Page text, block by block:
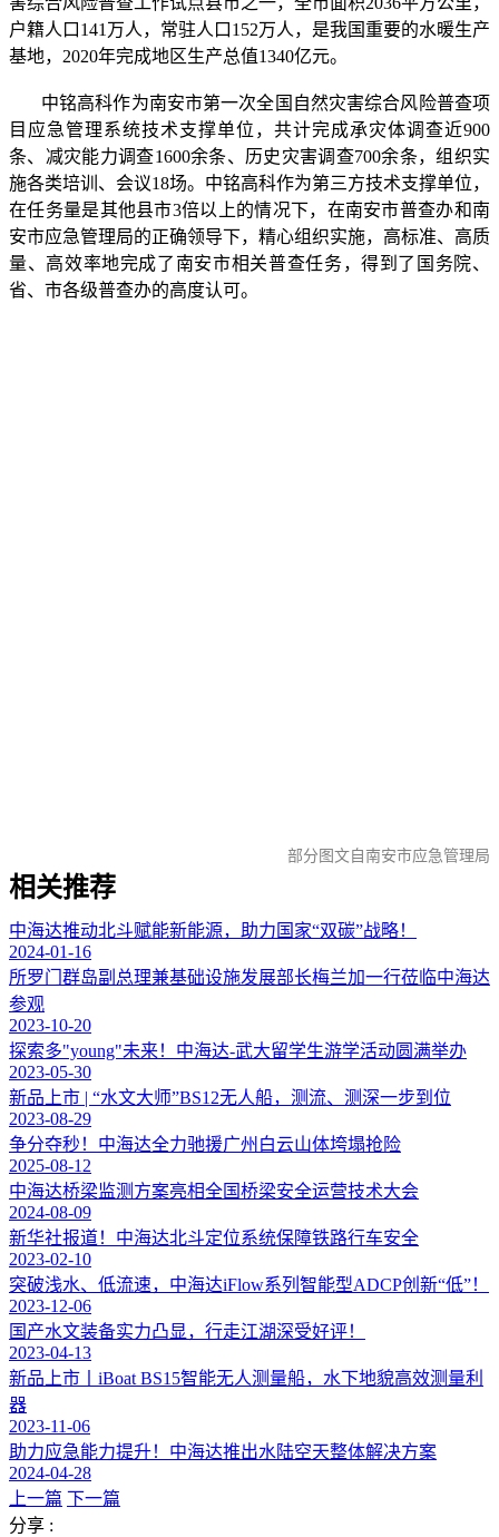
户籍人口141万人，常驻人口152万人，是我国重要的水暖生产
基地，2020年完成地区生产总值1340亿元。
中铭高科作为南安市第一次全国自然灾害综合风险普查项
目应急管理系统技术支撑单位，共计完成承灾体调查近900
条、减灾能力调查1600余条、历史灾害调查700余条，组织实
施各类培训、会议18场。中铭高科作为第三方技术支撑单位，
在任务量是其他县市3倍以上的情况下，在南安市普查办和南
安市应急管理局的正确领导下，精心组织实施，高标准、高质
量、高效率地完成了南安市相关普查任务，得到了国务院、
省、市各级普查办的高度认可。
部分图文自南安市应急管理局
相关推荐
中海达推动北斗赋能新能源，助力国家“双碳”战略！
2024-01-16
所罗门群岛副总理兼基础设施发展部长梅兰加一行莅临中海达
参观
2023-10-20
探索多"young"未来！中海达-武大留学生游学活动圆满举办
2023-05-30
新品上市 | “水文大师”BS12无人船，测流、测深一步到位
2023-08-29
争分夺秒！中海达全力驰援广州白云山体垮塌抢险
2025-08-12
中海达桥梁监测方案亮相全国桥梁安全运营技术大会
2024-08-09
新华社报道！中海达北斗定位系统保障铁路行车安全
2023-02-10
突破浅水、低流速，中海达iFlow系列智能型ADCP创新“低”！
2023-12-06
国产水文装备实力凸显，行走江湖深受好评！
2023-04-13
新品上市丨iBoat BS15智能无人测量船，水下地貌高效测量利
器
2023-11-06
助力应急能力提升！中海达推出水陆空天整体解决方案
2024-04-28
上一篇 下一篇
分享 :